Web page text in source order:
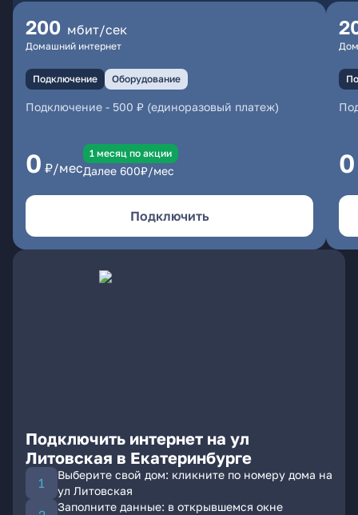
200 мбит/сек
Домашний интернет
Подключение Оборудование
Подключение - 500 ₽ (единоразовый платеж)
0 ₽/мес
1 месяц по акции
Далее 600₽/мес
Подключить
0
Подключить интернет на ул
Литовская в Екатеринбурге
Выберите свой дом: кликните по номеру дома на
ул Литовская
Заполните данные: в открывшемся окне